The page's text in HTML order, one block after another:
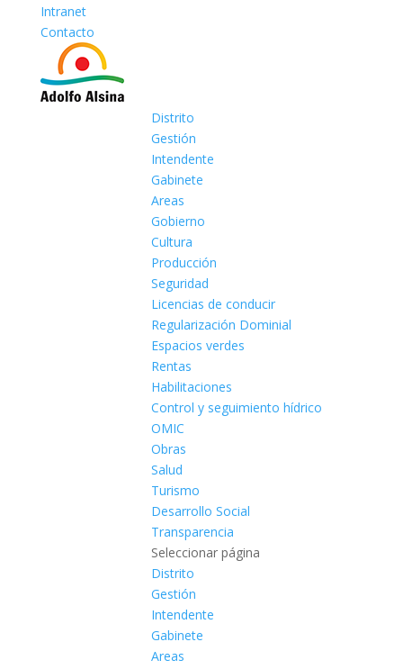
Intranet
Contacto
Distrito
Gestión
Intendente
Gabinete
Areas
Gobierno
Cultura
Producción
Seguridad
Licencias de conducir
Regularización Dominial
Espacios verdes
Rentas
Habilitaciones
Control y seguimiento hídrico
OMIC
Obras
Salud
Turismo
Desarrollo Social
Transparencia
Seleccionar página
Distrito
Gestión
Intendente
Gabinete
Areas